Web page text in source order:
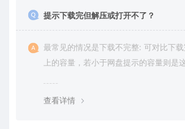
提示下载完但解压或打开不了？
最常见的情况是下载不完整: 可对比下
上的容量，若小于网盘提示的容量则是
查看详情